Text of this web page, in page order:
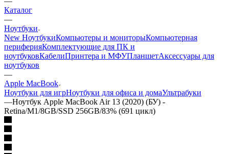
Каталог
—
Ноутбуки
New НоутбукиКомпьютеры и мониторыКомпьютерная
периферияКомплектующие для ПК и
ноутбуковКабелиПринтера и МФУПланшетАксессуары для
ноутбуков
—
Apple MacBook
Ноутбуки для игрНоутбуки для офиса и домаУльтрабуки
—Ноутбук Apple MacBook Air 13 (2020) (БУ) -
Retina/M1/8GB/SSD 256GB/83% (691 цикл)